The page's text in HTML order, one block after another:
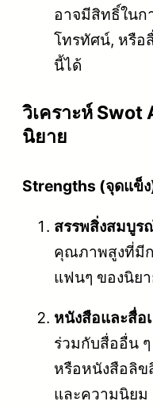
อาจมีสิทธิ์ในก
โทรทัศน์, หรือ
นี้ได้
วิเคราะห์ Swot
นิยาย
Strengths (จุดแข็
สรรพสิ่งสมบูร
คุณภาพสูงที่มี
แฟนๆ ของนิย
หนังสือและสื่อ
ร่วมกับสื่ออื่น
หรือหนังสือลิข
และความนิยม